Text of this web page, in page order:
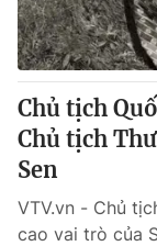
Chủ tịch
Chủ tịch
Sen
VTV.vn - Chủ
cao vai trò của